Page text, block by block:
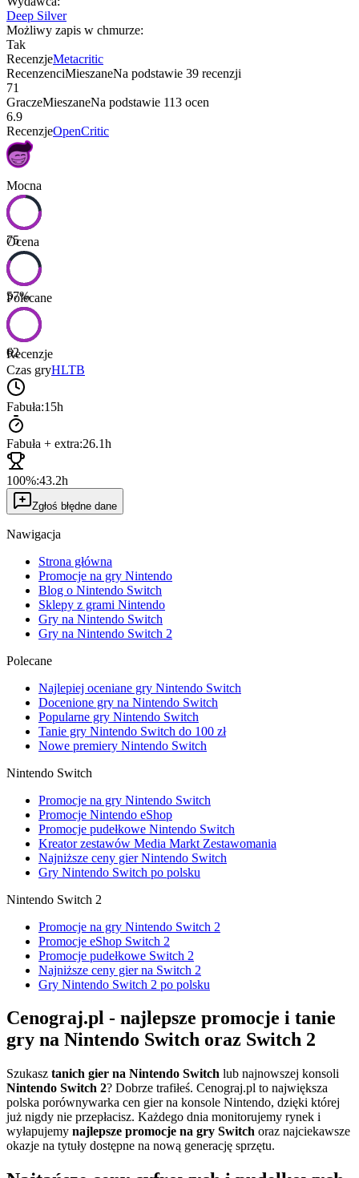
Deep Silver
Możliwy zapis w chmurze:
Tak
RecenzjeMetacritic
RecenzenciMieszaneNa podstawie 39 recenzji
71
GraczeMieszaneNa podstawie 113 ocen
6.9
RecenzjeOpenCritic
Mocna
75
Ocena
57%
Polecane
62
Recenzje
Czas gryHLTB
Fabuła:15h
Fabuła + extra:26.1h
100%:43.2h
Zgłoś błędne dane
Nawigacja
Strona główna
Promocje na gry Nintendo
Blog o Nintendo Switch
Sklepy z grami Nintendo
Gry na Nintendo Switch
Gry na Nintendo Switch 2
Polecane
Najlepiej oceniane gry Nintendo Switch
Docenione gry na Nintendo Switch
Popularne gry Nintendo Switch
Tanie gry Nintendo Switch do 100 zł
Nowe premiery Nintendo Switch
Nintendo Switch
Promocje na gry Nintendo Switch
Promocje Nintendo eShop
Promocje pudełkowe Nintendo Switch
Kreator zestawów Media Markt Zestawomania
Najniższe ceny gier Nintendo Switch
Gry Nintendo Switch po polsku
Nintendo Switch 2
Promocje na gry Nintendo Switch 2
Promocje eShop Switch 2
Promocje pudełkowe Switch 2
Najniższe ceny gier na Switch 2
Gry Nintendo Switch 2 po polsku
Cenograj.pl - najlepsze promocje i tanie
gry na Nintendo Switch oraz Switch 2
Szukasz tanich gier na Nintendo Switch lub najnowszej konsoli
Nintendo Switch 2? Dobrze trafiłeś. Cenograj.pl to największa
polska porównywarka cen gier na konsole Nintendo, dzięki której
już nigdy nie przepłacisz. Każdego dnia monitorujemy rynek i
wyłapujemy najlepsze promocje na gry Switch oraz najciekawsze
okazje na tytuły dostępne na nową generację sprzętu.